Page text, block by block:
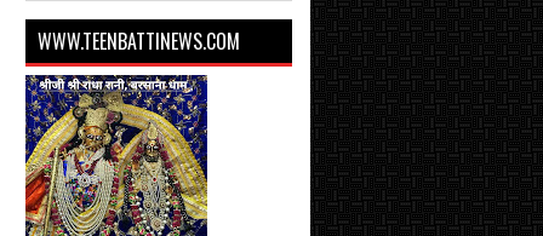
WWW.TEENBATTINEWS.COM